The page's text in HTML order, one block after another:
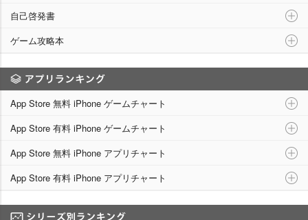
自己啓発書
ゲーム攻略本
App Store 無料 iPhone ゲームチャート
App Store 有料 iPhone ゲームチャート
App Store 無料 iPhone アプリチャート
App Store 有料 iPhone アプリチャート